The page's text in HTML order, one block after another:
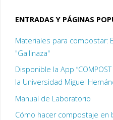
ENTRADAS Y PÁGINAS
Materiales para compostar:
"Gallinaza"
Disponible la App
la Universidad Miguel
Manual de Laboratorio
Cómo hacer compostaje en